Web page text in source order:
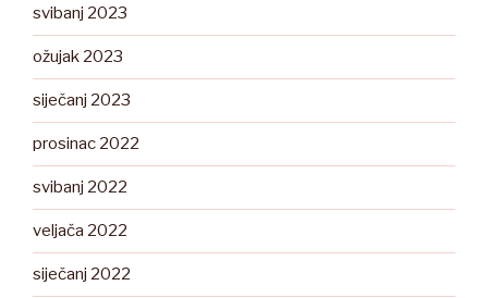
svibanj 2023
ožujak 2023
siječanj 2023
prosinac 2022
svibanj 2022
veljača 2022
siječanj 2022